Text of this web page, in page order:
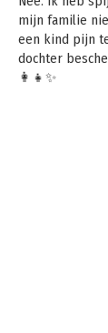
mijn familie
een kind pijn
dochter
👩‍👧✨